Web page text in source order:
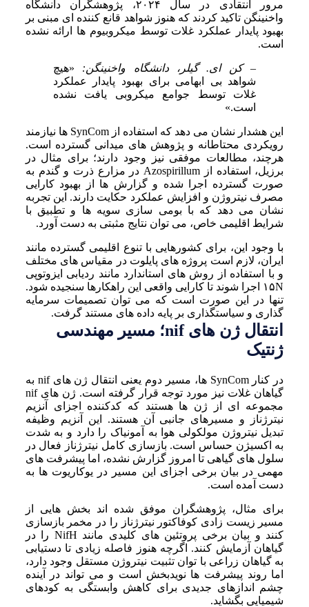
مرور انتقادی در سال ۲۰۲۴، پژوهشگران دانشگاه
واخنینگن تاکید کردند که هنوز شواهد قانع کننده ای مبنی بر
بهبود پایدار عملکرد غلات توسط میکروبیوم ها ارائه نشده
است.
– کن ای. گیلر، دانشگاه واخنینگن: «هیچ
شواهد بی ابهامی برای بهبود پایدار عملکرد
غلات توسط جوامع میکروبی یافت نشده
است.»
این هشدار نشان می دهد که استفاده از SynCom ها نیازمند
رویکردی محتاطانه و پژوهش های میدانی گسترده است.
هرچند، مطالعات موفقی نیز وجود دارند؛ برای مثال در
برزیل، استفاده از Azospirillum در مزارع ذرت و گندم به
صورت گسترده اجرا شده و گزارش ها از بهبود کارایی
مصرف نیتروژن و افزایش عملکرد حکایت دارند. این تجربه
نشان می دهد که با بومی سازی سویه ها و تطبیق با
شرایط اقلیمی خاص، می توان نتایج مثبتی به دست آورد.
با وجود این، برای کشورهایی با تنوع اقلیمی گسترده مانند
ایران، لازم است پروژه های پایلوت در مقیاس های مختلف
و با استفاده از روش های استاندارد مانند ردیابی ایزوتوپی
۱۵N اجرا شوند تا کارایی واقعی این راهکارها سنجیده شود.
تنها در این صورت است که می توان تصمیمات سرمایه
گذاری و سیاستگذاری بر پایه داده های مستند گرفت.
انتقال ژن های nif؛ مسیر مهندسی
ژنتیک
در کنار SynCom ها، مسیر دوم یعنی انتقال ژن های nif به
گیاهان غلات نیز مورد توجه قرار گرفته است. ژن های nif
مجموعه ای از ژن ها هستند که کدکننده اجزای آنزیم
نیترژناز و مسیرهای جانبی آن هستند. این آنزیم وظیفه
تبدیل نیتروژن مولکولی هوا به آمونیاک را دارد و به شدت
به اکسیژن حساس است. بازسازی کامل نیترژناز فعال در
سلول های گیاهی تا امروز گزارش نشده، اما پیشرفت های
مهمی در بیان برخی اجزای این مسیر در یوکاریوت ها به
دست آمده است.
برای مثال، پژوهشگران موفق شده اند بخش هایی از
مسیر زیست زادی کوفاکتور نیترژناز را در مخمر بازسازی
کنند و بیان برخی پروتئین های کلیدی مانند NifH را در
گیاهان آزمایش کنند. اگرچه هنوز فاصله زیادی تا دستیابی
به گیاهان زراعی با توان تثبیت نیتروژن مستقل وجود دارد،
اما روند پیشرفت ها نویدبخش است و می تواند در آینده
چشم اندازهای جدیدی برای کاهش وابستگی به کودهای
شیمیایی بگشاید.